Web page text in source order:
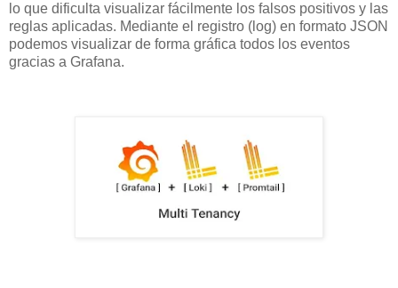
lo que dificulta visualizar fácilmente los falsos positivos y las
reglas aplicadas. Mediante el registro (log) en formato JSON
podemos visualizar de forma gráfica todos los eventos
gracias a Grafana.